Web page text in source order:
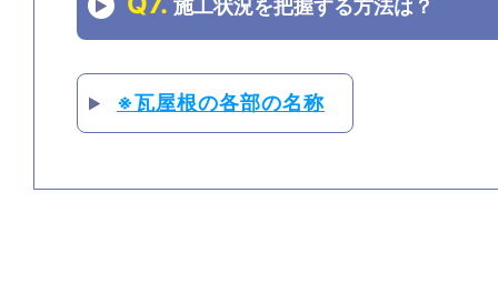
施工状況を把握する方法は？
※瓦屋根の各部の名称